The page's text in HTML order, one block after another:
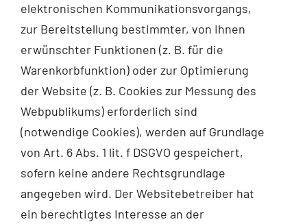
elektronischen Kommunikationsvorgangs,
zur Bereitstellung bestimmter, von Ihnen
erwünschter Funktionen (z. B. für die
Warenkorbfunktion) oder zur Optimierung
der Website (z. B. Cookies zur Messung des
Webpublikums) erforderlich sind
(notwendige Cookies), werden auf Grundlage
von Art. 6 Abs. 1 lit. f DSGVO gespeichert,
sofern keine andere Rechtsgrundlage
angegeben wird. Der Websitebetreiber hat
ein berechtigtes Interesse an der